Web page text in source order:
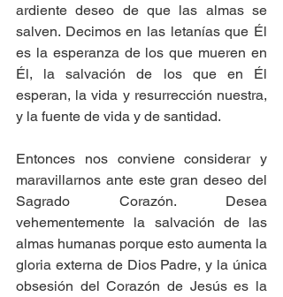
ardiente deseo de que las almas se
salven. Decimos en las letanías que Él
es la esperanza de los que mueren en
Él, la salvación de los que en Él
esperan, la vida y resurrección nuestra,
y la fuente de vida y de santidad.
Entonces nos conviene considerar y
maravillarnos ante este gran deseo del
Sagrado Corazón. Desea
vehementemente la salvación de las
almas humanas porque esto aumenta la
gloria externa de Dios Padre, y la única
obsesión del Corazón de Jesús es la